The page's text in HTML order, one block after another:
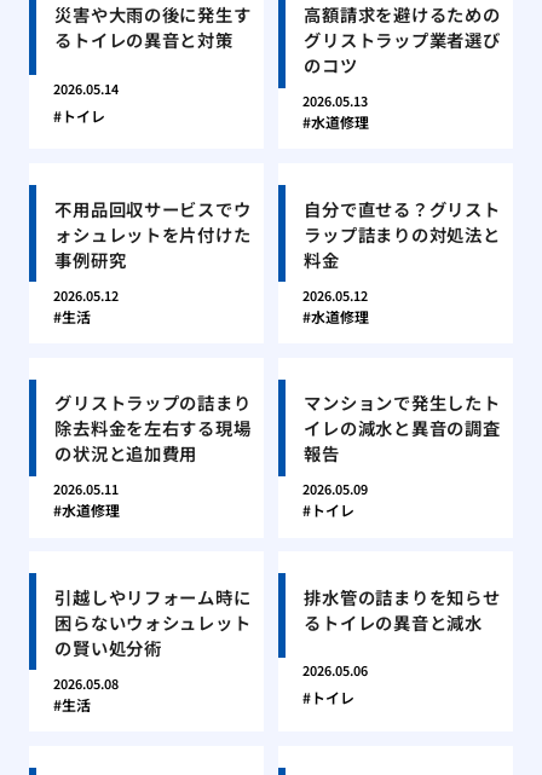
災害や大雨の後に発生す
るトイレの異音と対策
2026.05.14
トイレ
高額請求を避けるための
グリストラップ業者選び
のコツ
2026.05.13
水道修理
不用品回収サービスでウ
ォシュレットを片付けた
事例研究
2026.05.12
生活
自分で直せる？グリスト
ラップ詰まりの対処法と
料金
2026.05.12
水道修理
グリストラップの詰まり
除去料金を左右する現場
の状況と追加費用
2026.05.11
水道修理
マンションで発生したト
イレの減水と異音の調査
報告
2026.05.09
トイレ
引越しやリフォーム時に
困らないウォシュレット
の賢い処分術
2026.05.08
生活
排水管の詰まりを知らせ
るトイレの異音と減水
2026.05.06
トイレ